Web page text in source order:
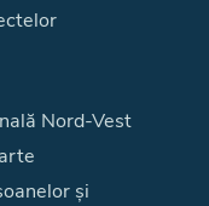
Nord-Vest
și